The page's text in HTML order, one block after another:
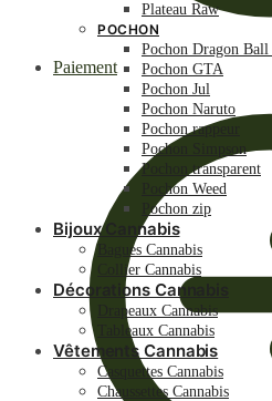
Paiement
Plateau Raw
POCHON
Pochon Dragon Ball
Pochon GTA
Pochon Jul
Pochon Naruto
Pochon rappeur
Pochon Simpson
Pochon transparent
Pochon Weed
Pochon zip
Bijoux Cannabis
Bagues Cannabis
Collier Cannabis
Décorations Cannabis
Drapeaux Cannabis
Tableaux Cannabis
Vêtements Cannabis
Casquettes Cannabis
Chaussettes Cannabis